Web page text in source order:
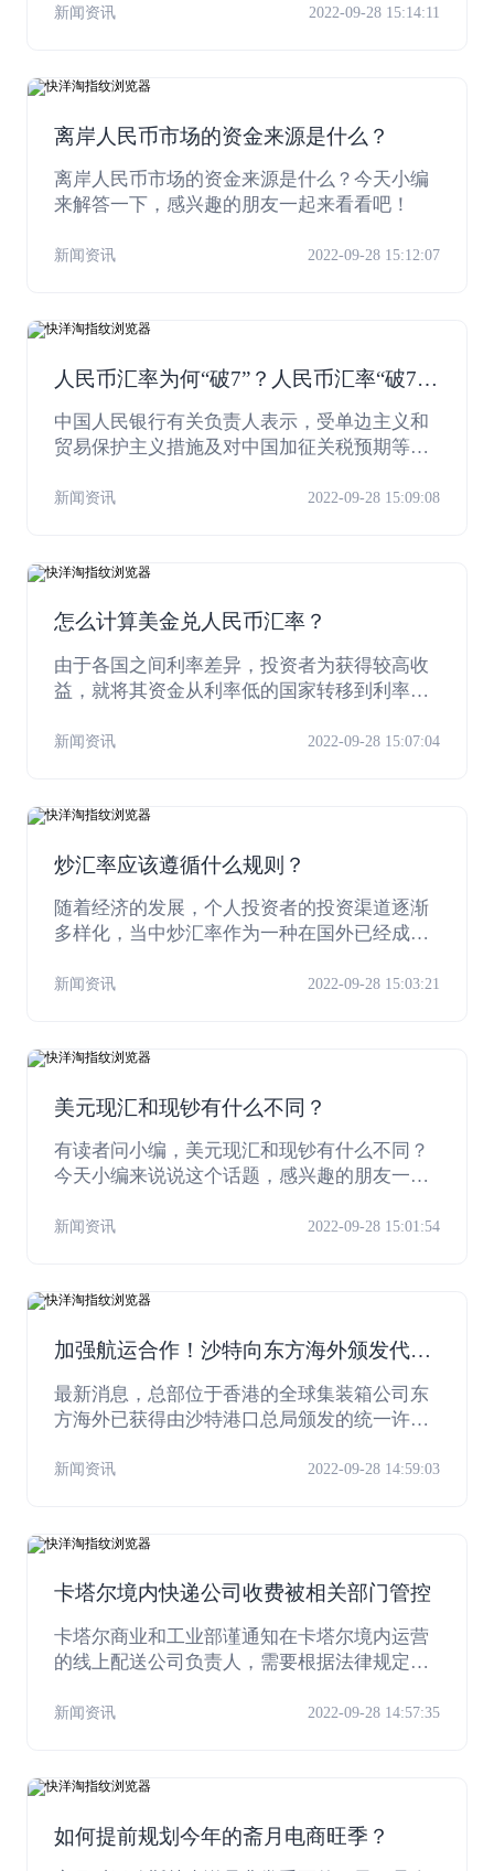
新闻资讯 2022-09-28 15:14:11
离岸人民币市场的资金来源是什么？
离岸人民币市场的资金来源是什么？今天小编
来解答一下，感兴趣的朋友一起来看看吧！
新闻资讯 2022-09-28 15:12:07
人民币汇率为何“破7”？人民币汇率“破7”
后走势会如何？
中国人民银行有关负责人表示，受单边主义和
贸易保护主义措施及对中国加征关税预期等影
元，但人民币对一篮子货币继续保持稳定和强
新闻资讯 2022-09-28 15:09:08
怎么计算美金兑人民币汇率？
由于各国之间利率差异，投资者为获得较高收
益，就将其资金从利率低的国家转移到利率高
不断升值，今年以来又因为市场预期利率即将
市场因素决定。那么怎么计算美金兑人民币汇
新闻资讯 2022-09-28 15:07:04
炒汇率应该遵循什么规则？
随着经济的发展，个人投资者的投资渠道逐渐
多样化，当中炒汇率作为一种在国外已经成熟
中国普通老百姓的视线。炒汇率因其交易简
位打算入市的初级投资者，炒汇率应该遵循什
新闻资讯 2022-09-28 15:03:21
美元现汇和现钞有什么不同？
有读者问小编，美元现汇和现钞有什么不同？
今天小编来说说这个话题，感兴趣的朋友一起
新闻资讯 2022-09-28 15:01:54
加强航运合作！沙特向东方海外颁发代理
最新消息，总部位于香港的全球集装箱公司东
方海外已获得由沙特港口总局颁发的统一许可
OCL”，经由此证，外国投资者在沙特所有港口
新闻资讯 2022-09-28 14:59:03
卡塔尔境内快递公司收费被相关部门管控
卡塔尔商业和工业部谨通知在卡塔尔境内运营
的线上配送公司负责人，需要根据法律规定和
在实施公平定价方面，特别是关于消费者保护
新闻资讯 2022-09-28 14:57:35
如何提前规划今年的斋月电商旺季？